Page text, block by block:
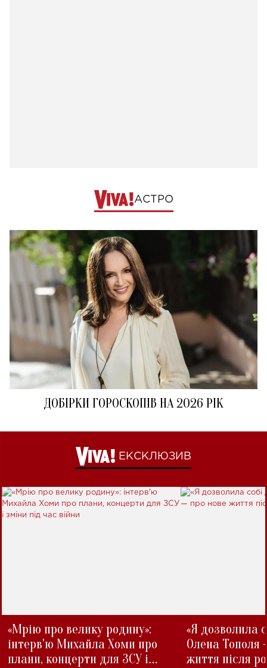
АСТРО
ДОБІРКИ ГОРОСКОПІВ НА 2026 РІК
ЕКСКЛЮЗИВ
«Мрію про велику родину»:
інтерв'ю Михайла Хоми про
плани, концерти для ЗСУ і
«Я дозволила
Олена Тополя
життя після